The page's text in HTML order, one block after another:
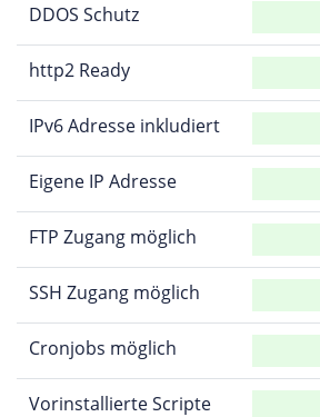
DDOS Schutz
http2 Ready
IPv6 Adresse inkludiert
Eigene IP Adresse
FTP Zugang möglich
SSH Zugang möglich
Cronjobs möglich
Vorinstallierte Scripte